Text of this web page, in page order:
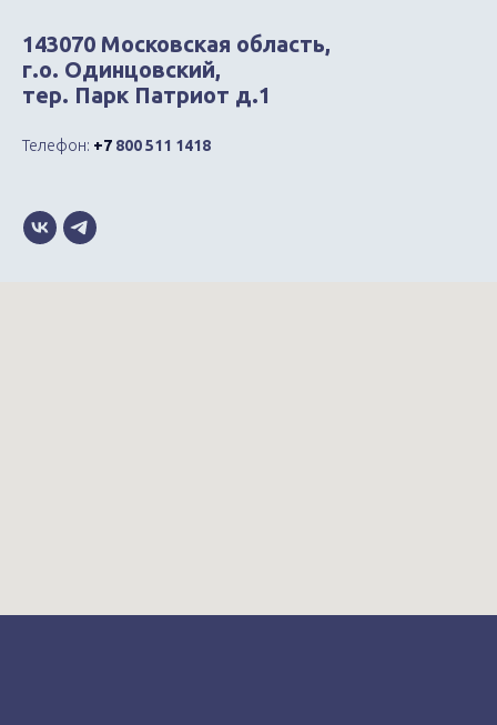
143070 Московская область,
г.о. Одинцовский,
тер. Парк Патриот д.1
Телефон: +7 800 511 1418